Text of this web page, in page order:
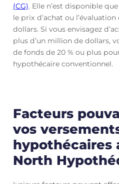
(CG). Elle n’est disponible
le prix d’achat ou
dollars. Si vous envisagez
plus d’un million de dollars,
de fonds de 20 % ou plus
hypothécaire conventionnel.
Facteurs
vos
hypothécaires
North